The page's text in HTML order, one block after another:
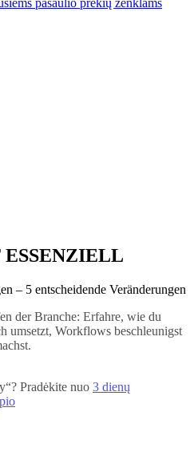
pasaulio prekių ženklams
– 5 entscheidende Veränderungen
der Branche: Erfahre, wie du
umsetzt, Workflows beschleunigst
Pradėkite nuo 3 dienų